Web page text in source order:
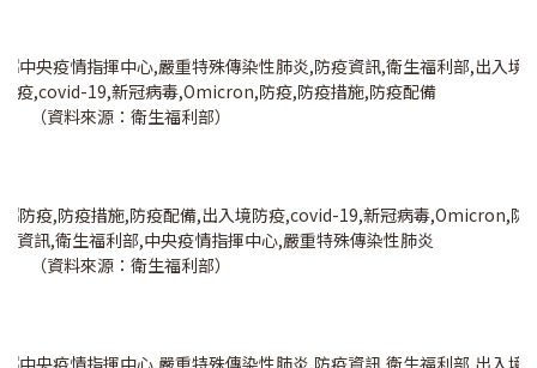
（資料來源：衛生福利部）
（資料來源：衛生福利部）